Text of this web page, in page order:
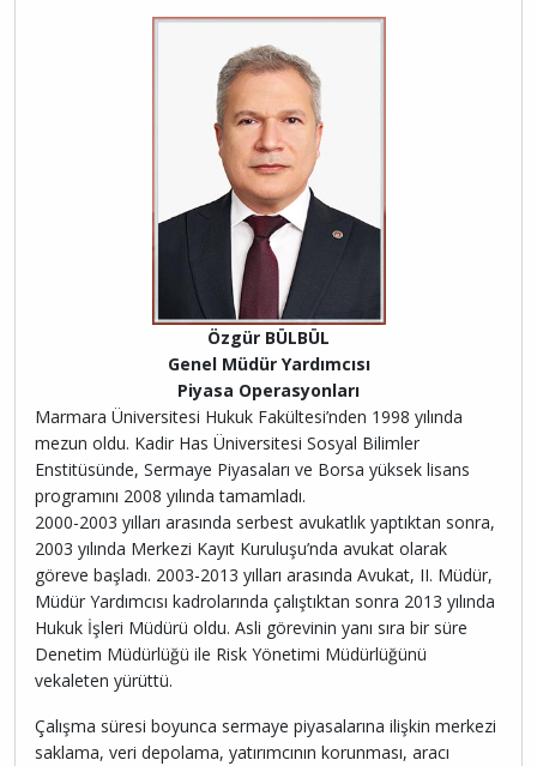
Özgür BÜLBÜL
Genel Müdür Yardımcısı
Piyasa Operasyonları
Marmara Üniversitesi Hukuk Fakültesi’nden 1998 yılında
mezun oldu. Kadir Has Üniversitesi Sosyal Bilimler
Enstitüsünde, Sermaye Piyasaları ve Borsa yüksek lisans
programını 2008 yılında tamamladı.
2000-2003 yılları arasında serbest avukatlık yaptıktan sonra,
2003 yılında Merkezi Kayıt Kuruluşu’nda avukat olarak
göreve başladı. 2003-2013 yılları arasında Avukat, II. Müdür,
Müdür Yardımcısı kadrolarında çalıştıktan sonra 2013 yılında
Hukuk İşleri Müdürü oldu. Asli görevinin yanı sıra bir süre
Denetim Müdürlüğü ile Risk Yönetimi Müdürlüğünü
vekaleten yürüttü.
Çalışma süresi boyunca sermaye piyasalarına ilişkin merkezi
saklama, veri depolama, yatırımcının korunması, aracı